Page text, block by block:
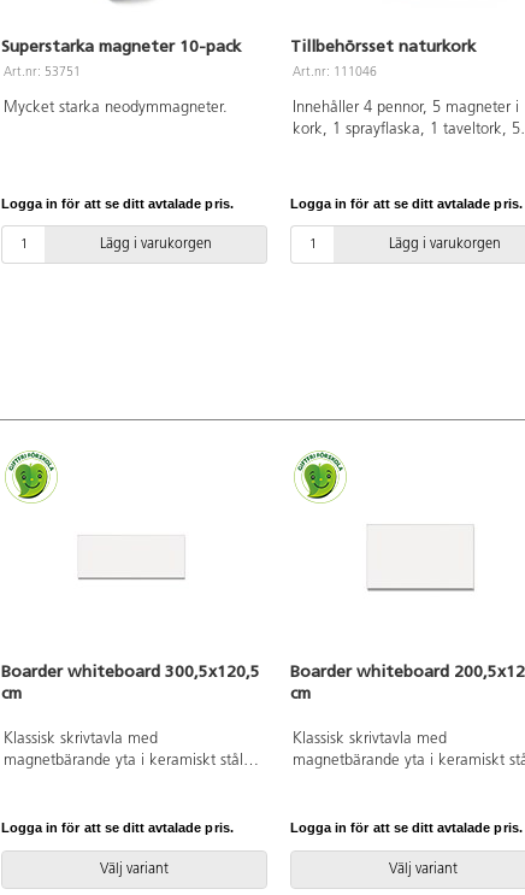
Superstarka magneter 10-pack
Art.nr: 53751
Mycket starka neodymmagneter.
Logga in för att se ditt avtalade pris.
Lägg i varukorgen
Tillbehörsset naturkork
Art.nr: 111046
Innehåller 4 pennor, 5 magneter i
kork, 1 sprayflaska, 1 taveltork, 5
Logga in för att se ditt avtalade pris.
Lägg i varukorgen
Boarder whiteboard 300,5x120,5
cm
Klassisk skrivtavla med
magnetbärande yta i keramiskt stål.
aluminium ingår. Finns även i klassiskt
Logga in för att se ditt avtalade pris.
Välj variant
Boarder whiteboard
cm
Klassisk skrivtavla med
magnetbärande yta i keramiskt
aluminium ingår. Finns även i
Logga in för att se ditt avtalade pris.
Välj variant